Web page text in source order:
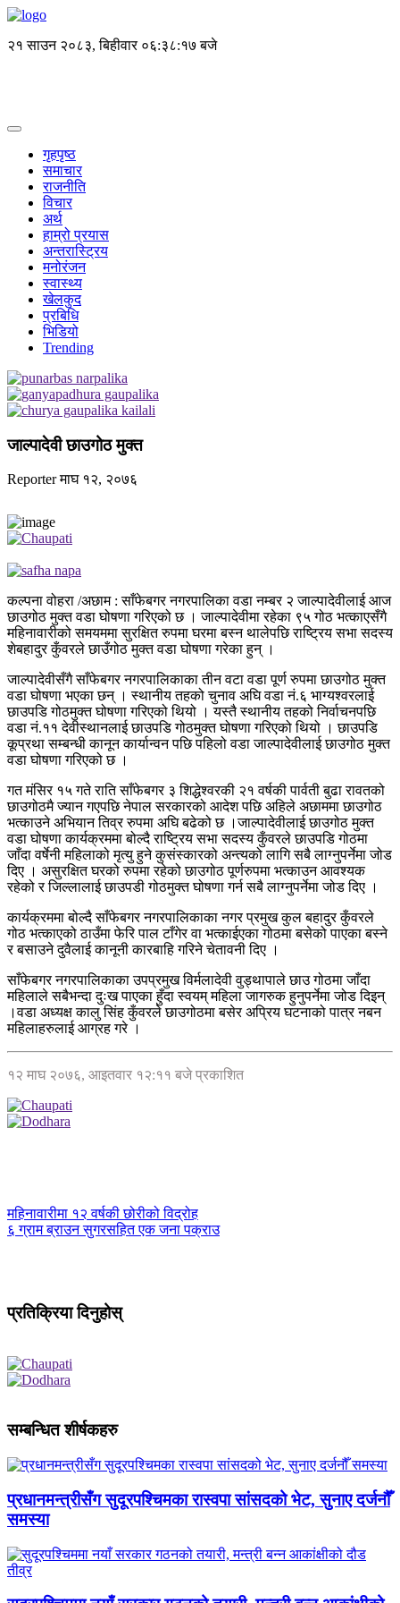
२१ साउन २०८३, बिहीवार ०६:३८:१७ बजे
गृहपृष्ठ
समाचार
राजनीति
विचार
अर्थ
हाम्रो प्रयास
अन्तरास्ट्रिय
मनोरंजन
स्वास्थ्य
खेलकुद
प्रबिधि
भिडियो
Trending
जाल्पादेवी छाउगोठ मुक्त
Reporterमाघ १२, २०७६
कल्पना वोहरा /अछाम : साँफेबगर नगरपालिका वडा नम्बर २ जाल्पादेवीलाई आज
छाउगोठ मुक्त वडा घोषणा गरिएको छ । जाल्पादेवीमा रहेका ९५ गोठ भत्काएसँगै
महिनावारीको समयममा सुरक्षित रुपमा घरमा बस्न थालेपछि राष्ट्रिय सभा सदस्य
शेबहादुर कुँवरले छाउँगोठ मुक्त वडा घोषणा गरेका हुन् ।
जाल्पादेवीसँगै साँफेबगर नगरपालिकाका तीन वटा वडा पूर्ण रुपमा छाउगोठ मुक्त
वडा घोषणा भएका छन् । स्थानीय तहको चुनाव अघि वडा नं.६ भाग्यश्वरलाई
छाउपडि गोठमुक्त घोषणा गरिएको थियो । यस्तै स्थानीय तहको निर्वाचनपछि
वडा नं.११ देवीस्थानलाई छाउपडि गोठमुक्त घोषणा गरिएको थियो । छाउपडि
कूप्रथा सम्बन्धी कानून कार्यान्वन पछि पहिलो वडा जाल्पादेवीलाई छाउगोठ मुक्त
वडा घोषणा गरिएको छ ।
गत मंसिर १५ गते राति साँफेबगर ३ शिद्धेश्वरकी २१ वर्षकी पार्वती बुढा रावतको
छाउगोठमै ज्यान गएपछि नेपाल सरकारको आदेश पछि अहिले अछाममा छाउगोठ
भत्काउने अभियान तिव्र रुपमा अघि बढेको छ ।जाल्पादेवीलाई छाउगोठ मुक्त
वडा घोषणा कार्यक्रममा बोल्दै राष्ट्रिय सभा सदस्य कुँवरले छाउपडि गोठमा
जाँदा वर्षेनी महिलाको मृत्यु हुने कुसंस्कारको अन्त्यको लागि सबै लाग्नुपर्नेमा जोड
दिए । असुरक्षित घरको रुपमा रहेको छाउगोठ पूर्णरुपमा भत्काउन आवश्यक
रहेको र जिल्लालाई छाउपडी गोठमुक्त घोषणा गर्न सबै लाग्नुपर्नेमा जोड दिए ।
कार्यक्रममा बोल्दै साँफेबगर नगरपालिकाका नगर प्रमुख कुल बहादुर कुँवरले
गोठ भत्काएको ठाउँमा फेरि पाल टाँगेर वा भत्काईएका गोठमा बसेको पाएका बस्ने
र बसाउने दुवैलाई कानूनी कारबाहि गरिने चेतावनी दिए ।
साँफेबगर नगरपालिकाका उपप्रमुख विर्मलादेवी वुड्थापाले छाउ गोठमा जाँदा
महिलाले सबैभन्दा दुःख पाएका हुँदा स्वयम् महिला जागरुक हुनुपर्नेमा जोड दिइन्
।वडा अध्यक्ष कालु सिंह कुँवरले छाउगोठमा बसेर अप्रिय घटनाको पात्र नबन
महिलाहरुलाई आग्रह गरे ।
१२ माघ २०७६, आइतवार १२:११ बजे प्रकाशित
महिनावारीमा १२ वर्षकी छोरीको विद्रोह
६ ग्राम ब्राउन सुगरसहित एक जना पक्राउ
प्रतिक्रिया दिनुहोस्
सम्बन्धित शीर्षकहरु
प्रधानमन्त्रीसँग सुदूरपश्चिमका रास्वपा सांसदको भेट, सुनाए दर्जनौँ
समस्या